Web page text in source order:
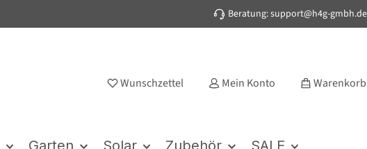
Beratung: support@h4g-gmbh.de
Wunschzettel Mein Konto Warenkorb
Garten Solar Zubehör SALE